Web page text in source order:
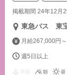
掲載期間 24年12月
東急バス 東
月給267,000円
週5日以上
朝 昼